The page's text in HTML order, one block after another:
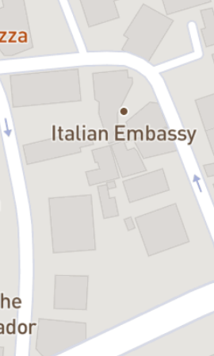
binedispune pentru întreaga săptămână!
Sponsori:
Retro Future Babe și Dovani
Partener:Anima Allegra Art